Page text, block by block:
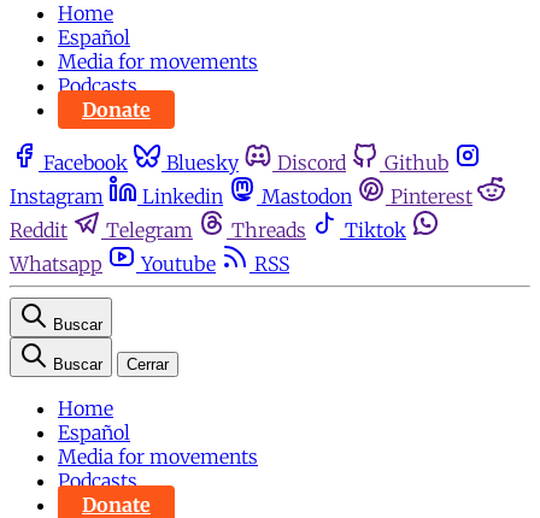
Home
Español
Media for movements
Podcasts
Donate
Facebook Bluesky Discord
Github
Instagram
Linkedin Mastodon
Pinterest
Reddit
Telegram Threads
Tiktok
Whatsapp
Youtube RSS
Buscar
Buscar Cerrar
Home
Español
Media for movements
Podcasts
Donate